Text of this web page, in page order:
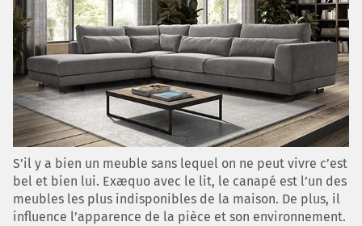
S’il y a bien un meuble sans lequel on ne peut vivre c’est
bel et bien lui. Exæquo avec le lit, le canapé est l’un des
meubles les plus indisponibles de la maison. De plus, il
influence l’apparence de la pièce et son environnement.